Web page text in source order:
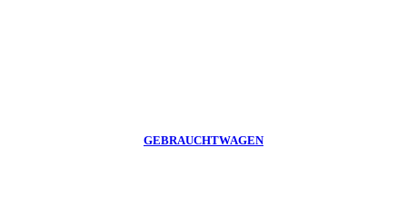
GEBRAUCHTWAGEN